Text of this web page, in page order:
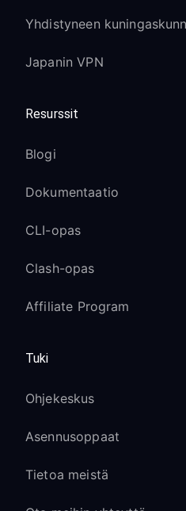
Yhdistyneen
Japanin VPN
Resurssit
Blogi
Dokumentaatio
CLI-opas
Clash-opas
Affiliate Program
Tuki
Ohjekeskus
Asennusoppaat
Tietoa meistä